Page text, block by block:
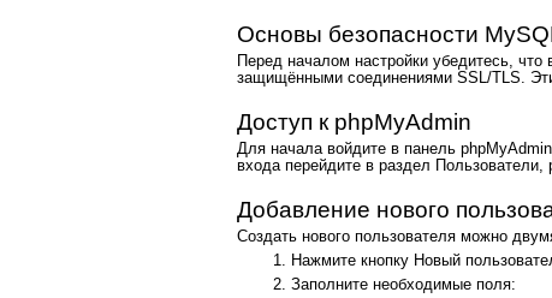
Основы безопасности
Перед началом настройки убедитесь,
защищёнными соединениями SSL/TLS.
Доступ к phpMyAdmin
Для начала войдите в панель
входа перейдите в раздел
Добавление нового
Создать нового пользователя можно
Нажмите кнопку Новый
Заполните необходимые поля: